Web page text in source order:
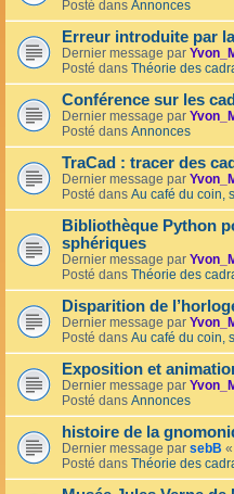
Posté dans Annonces
Erreur introduite par
Dernier message par
Posté dans Théorie des
Conférence sur les
Dernier message par
Posté dans Annonces
TraCad : tracer des
Dernier message par
Posté dans Au café du coin,
Bibliothèque Python
sphériques
Dernier message par
Posté dans Théorie des
Disparition de
Dernier message par
Posté dans Au café du coin,
Exposition et
Dernier message par
Posté dans Annonces
histoire de la
Dernier message par sebB «
Posté dans Théorie des